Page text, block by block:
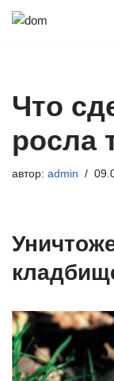
Что
росла
автор: admin